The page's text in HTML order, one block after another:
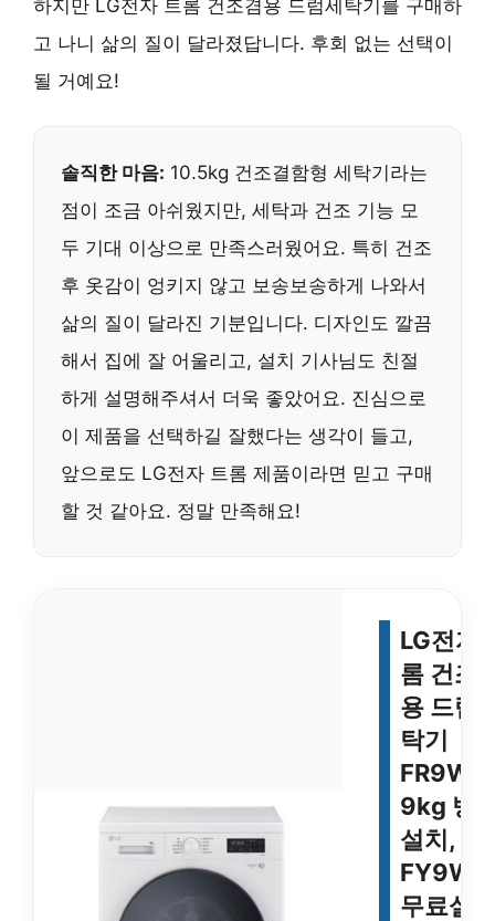
하지만 LG전자 트롬 건조겸용 드럼세탁기를 구매하
고 나니 삶의 질이 달라졌답니다. 후회 없는 선택이
될 거예요!
솔직한 마음: 10.5kg 건조결함형 세탁기라는
점이 조금 아쉬웠지만, 세탁과 건조 기능 모
두 기대 이상으로 만족스러웠어요. 특히 건조
후 옷감이 엉키지 않고 보송보송하게 나와서
삶의 질이 달라진 기분입니다. 디자인도 깔끔
해서 집에 잘 어울리고, 설치 기사님도 친절
하게 설명해주셔서 더욱 좋았어요. 진심으로
이 제품을 선택하길 잘했다는 생각이 들고,
앞으로도 LG전자 트롬 제품이라면 믿고 구매
할 것 같아요. 정말 만족해요!
LG전자
롬 건조
용 드럼
탁기
FR9WK
9kg 방
설치,
FY9WT
무료설